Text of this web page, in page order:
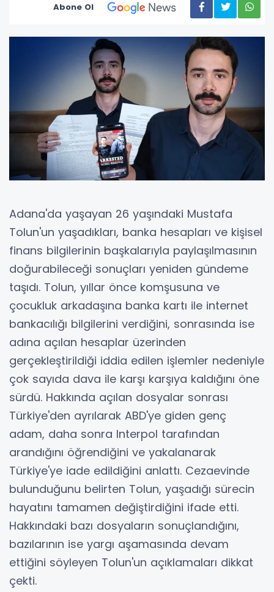
Abone Ol
Adana'da yaşayan 26 yaşındaki Mustafa
Tolun'un yaşadıkları, banka hesapları ve kişisel
finans bilgilerinin başkalarıyla paylaşılmasının
doğurabileceği sonuçları yeniden gündeme
taşıdı. Tolun, yıllar önce komşusuna ve
çocukluk arkadaşına banka kartı ile internet
bankacılığı bilgilerini verdiğini, sonrasında ise
adına açılan hesaplar üzerinden
gerçekleştirildiği iddia edilen işlemler nedeniyle
çok sayıda dava ile karşı karşıya kaldığını öne
sürdü. Hakkında açılan dosyalar sonrası
Türkiye'den ayrılarak ABD'ye giden genç
adam, daha sonra Interpol tarafından
arandığını öğrendiğini ve yakalanarak
Türkiye'ye iade edildiğini anlattı. Cezaevinde
bulunduğunu belirten Tolun, yaşadığı sürecin
hayatını tamamen değiştirdiğini ifade etti.
Hakkındaki bazı dosyaların sonuçlandığını,
bazılarının ise yargı aşamasında devam
ettiğini söyleyen Tolun'un açıklamaları dikkat
çekti.